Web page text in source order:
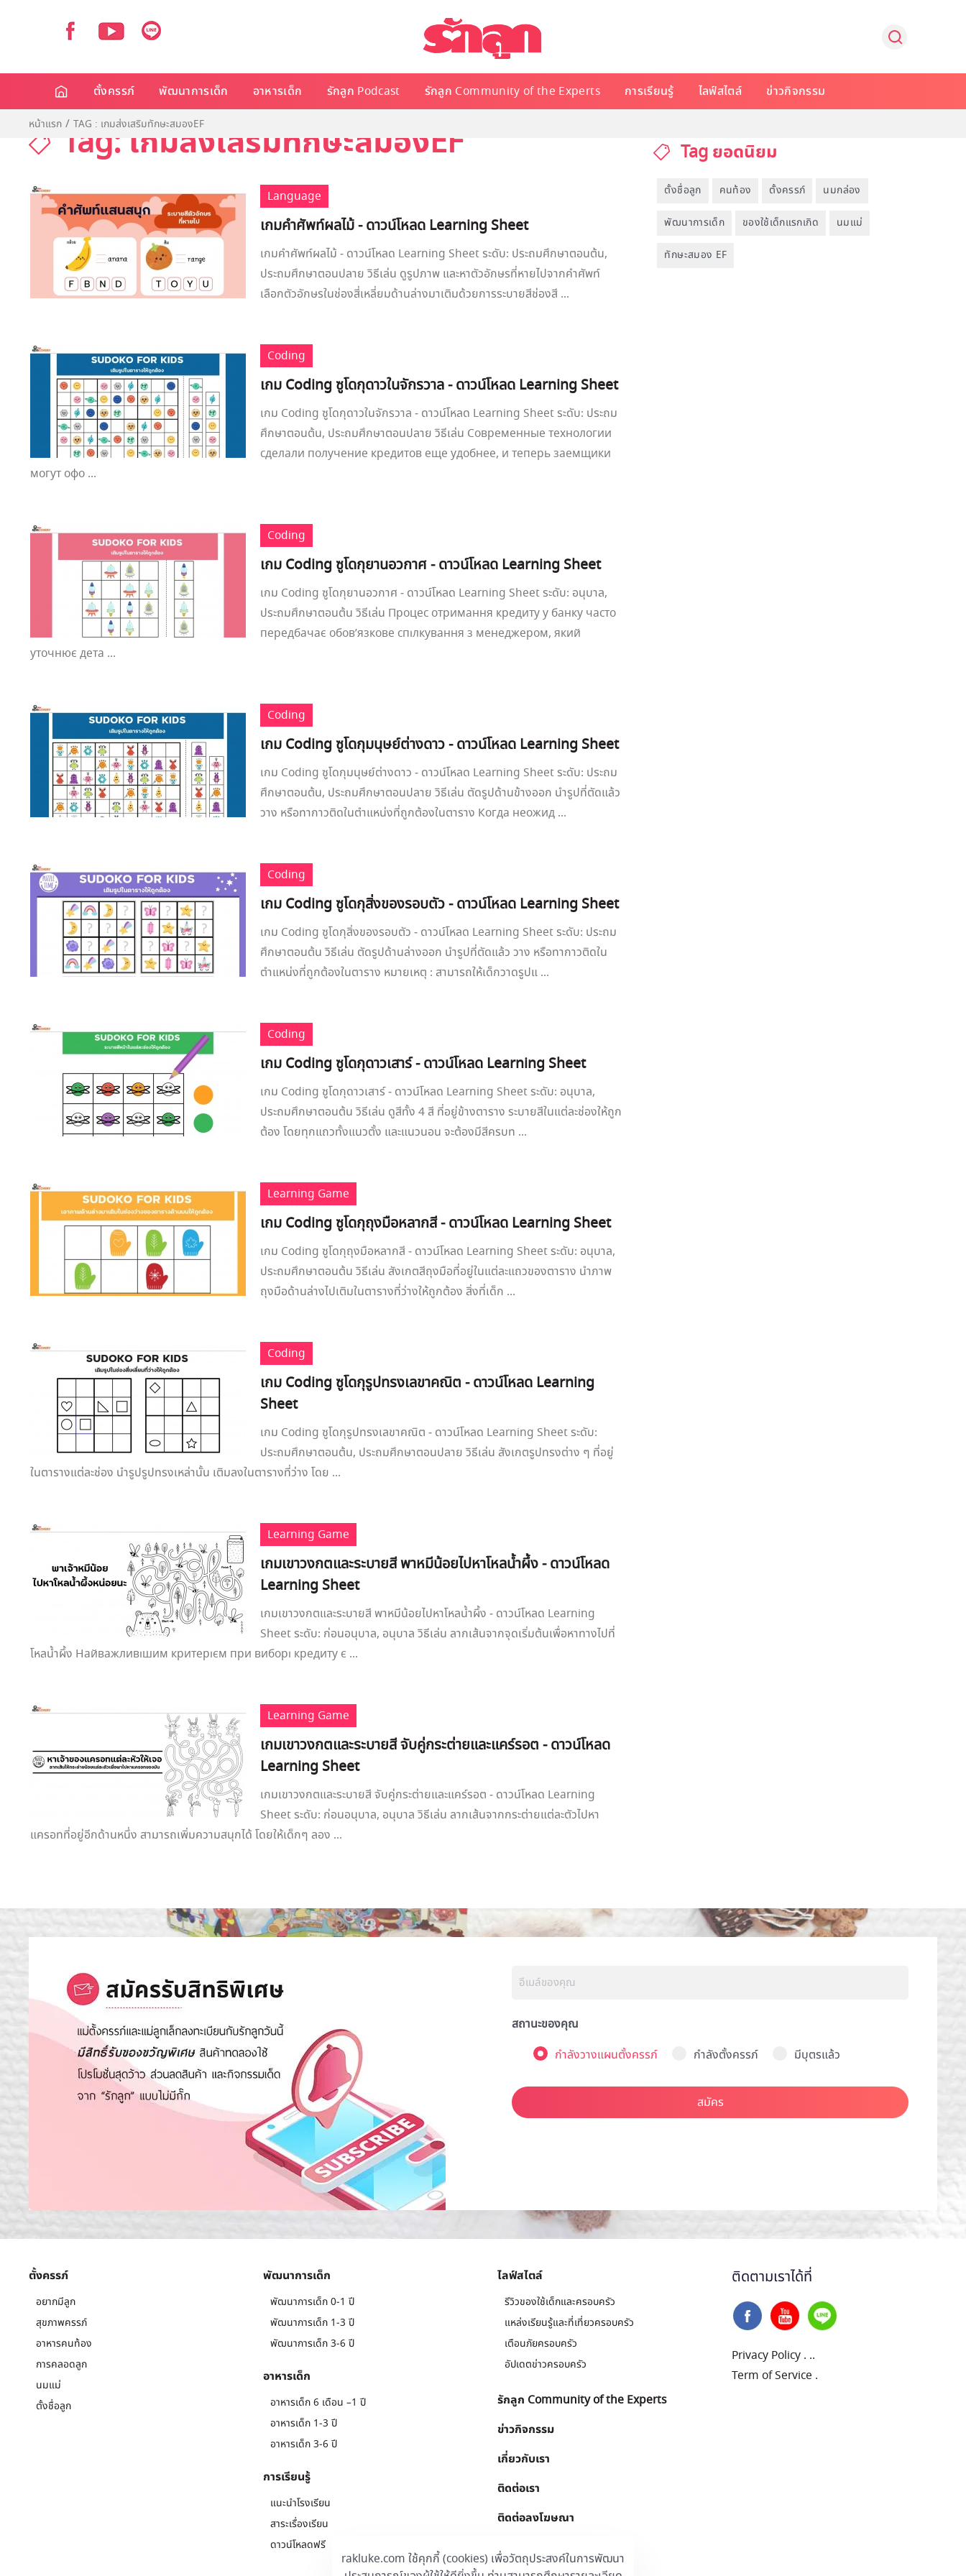
rakluke.com ใช้คุกกี้ (cookies) เพื่อวัตถุประสงค์ในการพัฒนา
ตั้งครรภ์ พัฒนาการเด็ก อาหารเด็ก รักลูก Podcast รักลูก Community of the Experts การเรียนรู้ ไลฟ์สไตล์ ข่าวกิจกรรม
หน้าแรก TAG : เกมส่งเสริมทักษะสมองEF
Tag: เกมส่งเสริมทักษะสมองEF
Language
เกมคำศัพท์ผลไม้ - ดาวน์โหลด Learning Sheet
เกมคำศัพท์ผลไม้ - ดาวน์โหลด Learning Sheet ระดับ: ประถมศึกษาตอนต้น,
ประถมศึกษาตอนปลาย วิธีเล่น ดูรูปภาพ และหาตัวอักษรที่หายไปจากคำศัพท์
เลือกตัวอักษรในช่องสี่เหลี่ยมด้านล่างมาเติมด้วยการระบายสีช่องสี ...
Coding
เกม Coding ซูโดกุดาวในจักรวาล - ดาวน์โหลด Learning Sheet
เกม Coding ซูโดกุดาวในจักรวาล - ดาวน์โหลด Learning Sheet ระดับ: ประถม
ศึกษาตอนต้น, ประถมศึกษาตอนปลาย วิธีเล่น Современные технологии
сделали получение кредитов еще удобнее, и теперь заемщики
могут офо ...
Coding
เกม Coding ซูโดกุยานอวกาศ - ดาวน์โหลด Learning Sheet
เกม Coding ซูโดกุยานอวกาศ - ดาวน์โหลด Learning Sheet ระดับ: อนุบาล,
ประถมศึกษาตอนต้น วิธีเล่น Процес отримання кредиту у банку часто
передбачає обов’язкове спілкування з менеджером, який
уточнює дета ...
Coding
เกม Coding ซูโดกุมนุษย์ต่างดาว - ดาวน์โหลด Learning Sheet
เกม Coding ซูโดกุมนุษย์ต่างดาว - ดาวน์โหลด Learning Sheet ระดับ: ประถม
ศึกษาตอนต้น, ประถมศึกษาตอนปลาย วิธีเล่น ตัดรูปด้านข้างออก นำรูปที่ตัดแล้ว
วาง หรือทากาวติดในตำแหน่งที่ถูกต้องในตาราง Когда неожид ...
Coding
เกม Coding ซูโดกุสิ่งของรอบตัว - ดาวน์โหลด Learning Sheet
เกม Coding ซูโดกุสิ่งของรอบตัว - ดาวน์โหลด Learning Sheet ระดับ: ประถม
ศึกษาตอนต้น วิธีเล่น ตัดรูปด้านล่างออก นำรูปที่ตัดแล้ว วาง หรือทากาวติดใน
ตำแหน่งที่ถูกต้องในตาราง หมายเหตุ : สามารถให้เด็กวาดรูปแ ...
Coding
เกม Coding ซูโดกุดาวเสาร์ - ดาวน์โหลด Learning Sheet
เกม Coding ซูโดกุดาวเสาร์ - ดาวน์โหลด Learning Sheet ระดับ: อนุบาล,
ประถมศึกษาตอนต้น วิธีเล่น ดูสีทั้ง 4 สี ที่อยู่ข้างตาราง ระบายสีในแต่ละช่องให้ถูก
ต้อง โดยทุกแถวทั้งแนวตั้ง และแนวนอน จะต้องมีสีครบท ...
Learning Game
เกม Coding ซูโดกุถุงมือหลากสี - ดาวน์โหลด Learning Sheet
เกม Coding ซูโดกุถุงมือหลากสี - ดาวน์โหลด Learning Sheet ระดับ: อนุบาล,
ประถมศึกษาตอนต้น วิธีเล่น สังเกตสีถุงมือที่อยู่ในแต่ละแถวของตาราง นำภาพ
ถุงมือด้านล่างไปเติมในตารางที่ว่างให้ถูกต้อง สิ่งที่เด็ก ...
Coding
เกม Coding ซูโดกุรูปทรงเลขาคณิต - ดาวน์โหลด Learning
Sheet
เกม Coding ซูโดกุรูปทรงเลขาคณิต - ดาวน์โหลด Learning Sheet ระดับ:
ประถมศึกษาตอนต้น, ประถมศึกษาตอนปลาย วิธีเล่น สังเกตรูปทรงต่าง ๆ ที่อยู่
ในตารางแต่ละช่อง นำรูปรูปทรงเหล่านั้น เติมลงในตารางที่ว่าง โดย ...
Learning Game
เกมเขาวงกตและระบายสี พาหมีน้อยไปหาโหลน้ำผึ้ง - ดาวน์โหลด
Learning Sheet
เกมเขาวงกตและระบายสี พาหมีน้อยไปหาโหลน้ำผึ้ง - ดาวน์โหลด Learning
Sheet ระดับ: ก่อนอนุบาล, อนุบาล วิธีเล่น ลากเส้นจากจุดเริ่มต้นเพื่อหาทางไปที่
โหลน้ำผึ้ง Найважливішим критерієм при виборі кредиту є ...
Learning Game
เกมเขาวงกตและระบายสี จับคู่กระต่ายและแคร์รอต - ดาวน์โหลด
Learning Sheet
เกมเขาวงกตและระบายสี จับคู่กระต่ายและแคร์รอต - ดาวน์โหลด Learning
Sheet ระดับ: ก่อนอนุบาล, อนุบาล วิธีเล่น ลากเส้นจากกระต่ายแต่ละตัวไปหา
แครอทที่อยู่อีกด้านหนึ่ง สามารถเพิ่มความสนุกได้ โดยให้เด็กๆ ลอง ...
Tag ยอดนิยม
ตั้งชื่อลูก คนท้อง ตั้งครรภ์ นมกล่อง
พัฒนาการเด็ก ของใช้เด็กแรกเกิด นมแม่
ทักษะสมอง EF
สถานะของคุณ
กำลังวางแผนตั้งครรภ์
กำลังตั้งครรภ์ มีบุตรแล้ว
สมัคร
ตั้งครรภ์
อยากมีลูก
สุขภาพครรภ์
อาหารคนท้อง
การคลอดลูก
นมแม่
ตั้งชื่อลูก
พัฒนาการเด็ก
พัฒนาการเด็ก 0-1 ปี
พัฒนาการเด็ก 1-3 ปี
พัฒนาการเด็ก 3-6 ปี
อาหารเด็ก
อาหารเด็ก 6 เดือน –1 ปี
อาหารเด็ก 1-3 ปี
อาหารเด็ก 3-6 ปี
การเรียนรู้
แนะนำโรงเรียน
สาระเรื่องเรียน
ดาวน์โหลดฟรี
ไลฟ์สไตล์
รีวิวของใช้เด็กและครอบครัว
แหล่งเรียนรู้และที่เที่ยวครอบครัว
เตือนภัยครอบครัว
อัปเดตข่าวครอบครัว
รักลูก Community of the Experts
ข่าวกิจกรรม
เกี่ยวกับเรา
ติดต่อเรา
ติดต่อลงโฆษณา
ติดตามเราได้ที่
Privacy Policy . ..
Term of Service .